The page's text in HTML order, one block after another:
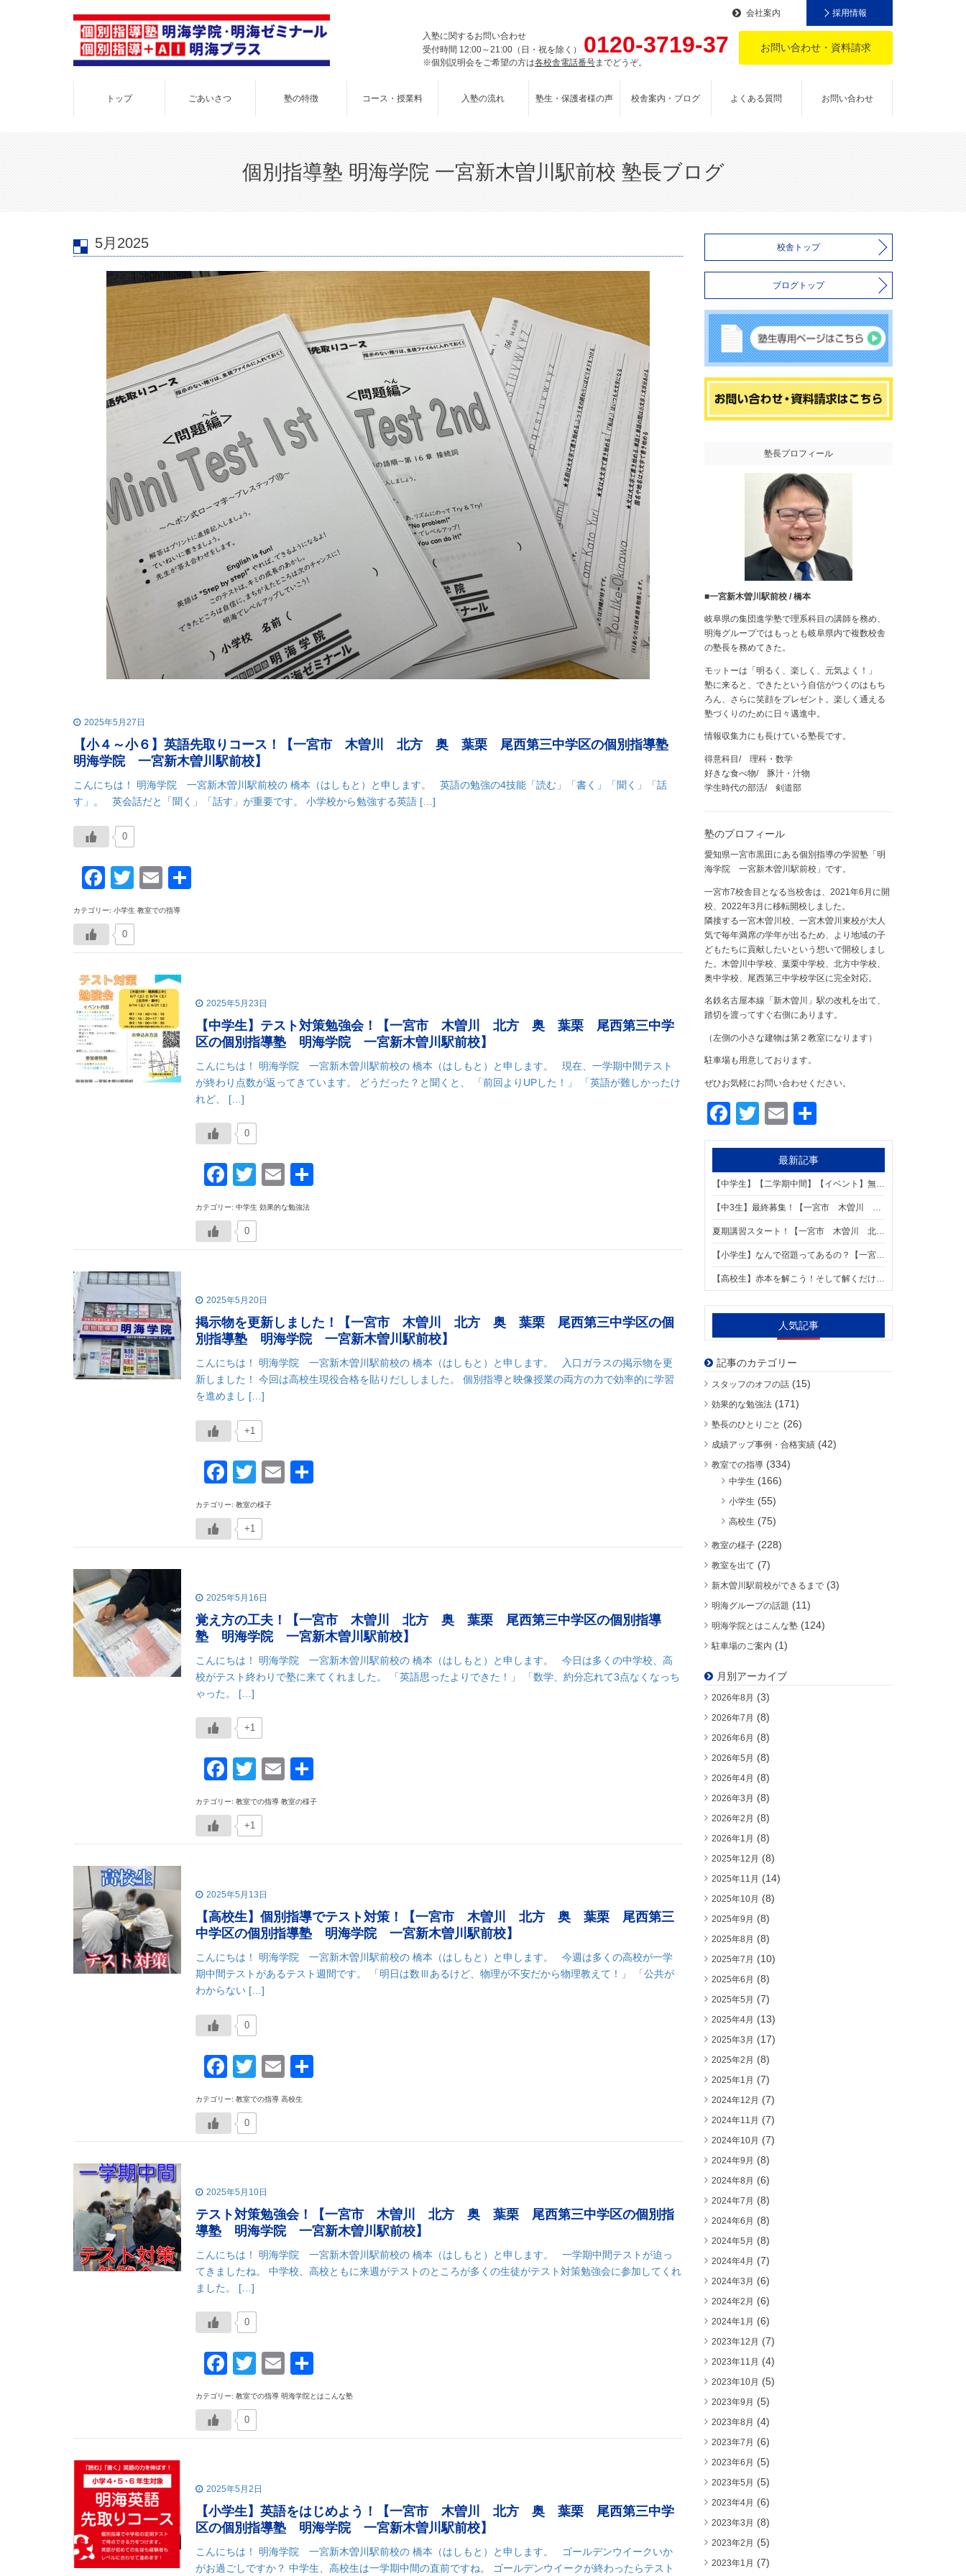
入塾に関するお問い合わせ
受付時間 12:00～21:00（日・祝を除く） 0120-3719-37
※個別説明会をご希望の方は各校舎電話番号までどうぞ。
お問い合わせ・資料請求
トップ ごあいさつ 塾の特徴 コース・授業料 入塾の流れ 塾生・保護者様の声 校舎案内・ブログ よくある質問 お問い合わせ
会社案内 採用情報
個別指導塾 明海学院 一宮新木曽川駅前校 塾長ブログ
5月2025
2025年5月27日
【小４～小６】英語先取りコース！【一宮市 木曽川 北方 奥 葉栗 尾西第三中学区の個別指導塾
明海学院 一宮新木曽川駅前校】
こんにちは！ 明海学院 一宮新木曽川駅前校の 橋本（はしもと）と申します。 英語の勉強の4技能「読む」「書く」「聞く」「話
す」。 英会話だと「聞く」「話す」が重要です。 小学校から勉強する英語 […]
0
Facebook
Twitter
Email
カテゴリー: 小学生 教室での指導
0
2025年5月23日
【中学生】テスト対策勉強会！【一宮市 木曽川 北方 奥 葉栗 尾西第三中学
区の個別指導塾 明海学院 一宮新木曽川駅前校】
こんにちは！ 明海学院 一宮新木曽川駅前校の 橋本（はしもと）と申します。 現在、一学期中間テスト
が終わり点数が返ってきています。 どうだった？と聞くと、 「前回よりUPした！」 「英語が難しかったけ
れど、 […]
0
Facebook
TwitterEmail
カテゴリー: 中学生 効果的な勉強法
0
2025年5月20日
掲示物を更新しました！【一宮市 木曽川 北方 奥 葉栗 尾西第三中学区の個
別指導塾 明海学院 一宮新木曽川駅前校】
こんにちは！ 明海学院 一宮新木曽川駅前校の 橋本（はしもと）と申します。 入口ガラスの掲示物を更
新しました！ 今回は高校生現役合格を貼りだししました。 個別指導と映像授業の両方の力で効率的に学習
を進めまし […]
+1
Facebook
Twitter
Email
カテゴリー: 教室の様子
+1
2025年5月16日
覚え方の工夫！【一宮市 木曽川 北方 奥 葉栗 尾西第三中学区の個別指導
塾 明海学院 一宮新木曽川駅前校】
こんにちは！ 明海学院 一宮新木曽川駅前校の 橋本（はしもと）と申します。 今日は多くの中学校、高
校がテスト終わりで塾に来てくれました。 「英語思ったよりできた！」 「数学、約分忘れて3点なくなっち
ゃった。 […]
+1
Facebook
TwitterEmail
有
カテゴリー: 教室での指導 教室の様子
+1
2025年5月13日
【高校生】個別指導でテスト対策！【一宮市 木曽川 北方 奥 葉栗 尾西第三
中学区の個別指導塾 明海学院 一宮新木曽川駅前校】
こんにちは！ 明海学院 一宮新木曽川駅前校の 橋本（はしもと）と申します。 今週は多くの高校が一学
期中間テストがあるテスト週間です。 「明日は数Ⅲあるけど、物理が不安だから物理教えて！」 「公共が
わからない […]
0
Facebook
Twitter
Email
カテゴリー: 教室での指導 高校生
0
2025年5月10日
テスト対策勉強会！【一宮市 木曽川 北方 奥 葉栗 尾西第三中学区の個別指
導塾 明海学院 一宮新木曽川駅前校】
こんにちは！ 明海学院 一宮新木曽川駅前校の 橋本（はしもと）と申します。 一学期中間テストが迫っ
てきましたね。 中学校、高校ともに来週がテストのところが多くの生徒がテスト対策勉強会に参加してくれ
ました。 […]
0
Facebook
TwitterEmail
カテゴリー: 教室での指導 明海学院とはこんな塾
0
2025年5月2日
【小学生】英語をはじめよう！【一宮市 木曽川 北方 奥 葉栗 尾西第三中学
区の個別指導塾 明海学院 一宮新木曽川駅前校】
こんにちは！ 明海学院 一宮新木曽川駅前校の 橋本（はしもと）と申します。 ゴールデンウイークいか
がお過ごしですか？ 中学生、高校生は一学期中間の直前ですね。 ゴールデンウイークが終わったらテスト
校舎トップ
ブログトップ
塾長プロフィール
■一宮新木曽川駅前校 / 橋本
岐阜県の集団進学塾で理系科目の講師を務め、
明海グループではもっとも岐阜県内で複数校舎
の塾長を務めてきた。
モットーは「明るく、楽しく、元気よく！」
塾に来ると、できたという自信がつくのはもち
ろん、さらに笑顔をプレゼント。楽しく通える
塾づくりのために日々邁進中。
情報収集力にも長けている塾長です。
得意科目/ 理科・数学
好きな食べ物/ 豚汁・汁物
学生時代の部活/ 剣道部
塾のプロフィール
愛知県一宮市黒田にある個別指導の学習塾「明
海学院 一宮新木曽川駅前校」です。
一宮市7校舎目となる当校舎は、2021年6月に開
校、2022年3月に移転開校しました。
隣接する一宮木曽川校、一宮木曽川東校が大人
気で毎年満席の学年が出るため、より地域の子
どもたちに貢献したいという想いで開校しまし
た。木曽川中学校、葉栗中学校、北方中学校、
奥中学校、尾西第三中学校学区に完全対応。
名鉄名古屋本線「新木曽川」駅の改札を出て、
踏切を渡ってすぐ右側にあります。
（左側の小さな建物は第２教室になります）
駐車場も用意しております。
ぜひお気軽にお問い合わせください。
Facebook
TwitterEmail
有
最新記事
【中学生】【二学期中間】【イベント】無料テスト対策勉強会！【一宮市 木曽川 北方 奥 葉栗 尾西第三中学区の個別指導塾 明海学院 一宮新木曽川駅前校】
夏期講習スタート！【一宮市 木曽川 北方 奥 葉栗 尾西第三中学区の個別指導塾 明海学院 一宮新木曽川駅前校】
【小学生】なんで宿題ってあるの？【一宮市 木曽川 北方 奥 葉栗 尾西第三中学区の個別指導塾 明海学院 一宮新木曽川駅前校】
人気記事
記事のカテゴリー
スタッフのオフの話(15)
効果的な勉強法(171)
塾長のひとりごと (26)
成績アップ事例・合格実績(42)
教室での指導(334)
中学生 (166)
小学生 (55)
高校生 (75)
教室の様子(228)
教室を出て (7)
新木曽川駅前校ができるまで(3)
明海グループの話題 (11)
明海学院とはこんな塾(124)
駐車場のご案内 (1)
月別アーカイブ
2026年8月 (3)
2026年7月 (8)
2026年6月 (8)
2026年5月 (8)
2026年4月 (8)
2026年3月 (8)
2026年2月 (8)
2026年1月 (8)
2025年12月 (8)
2025年11月 (14)
2025年10月 (8)
2025年9月 (8)
2025年8月 (8)
2025年7月 (10)
2025年6月 (8)
2025年5月 (7)
2025年4月 (13)
2025年3月 (17)
2025年2月 (8)
2025年1月 (7)
2024年12月 (7)
2024年11月 (7)
2024年10月 (7)
2024年9月 (8)
2024年8月 (6)
2024年7月 (8)
2024年6月 (8)
2024年5月 (8)
2024年4月 (7)
2024年3月 (6)
2024年2月 (6)
2024年1月 (6)
2023年12月 (7)
2023年11月 (4)
2023年10月 (5)
2023年9月 (5)
2023年8月 (4)
2023年7月 (6)
2023年6月 (5)
2023年5月 (5)
2023年4月 (6)
2023年3月 (8)
2023年2月 (5)
2023年1月 (7)